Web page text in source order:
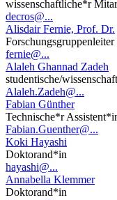
wissenschaftliche*r
decros@...
Alisdair Fernie, Prof. Dr.
Forschungsgruppenleiter
fernie@...
Alaleh Ghannad Zadeh
studentische/
Alaleh.Zadeh@...
Fabian Günther
Technische*r
Fabian.Guenther@...
Koki Hayashi
Doktorand*in
hayashi@...
Annabella Klemmer
Doktorand*in